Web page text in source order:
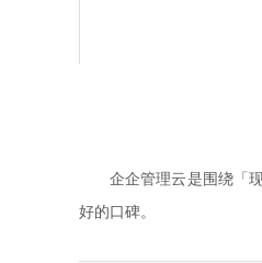
企企管理云是围绕「
好的口碑。